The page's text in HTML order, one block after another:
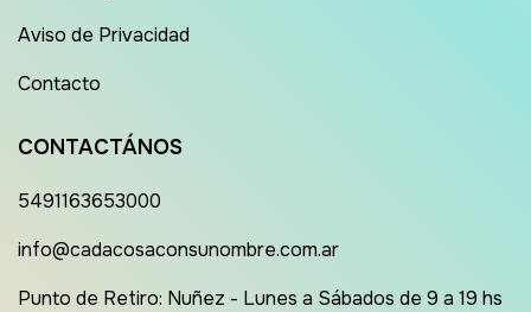
Aviso de Privacidad
Contacto
CONTACTÁNOS
5491163653000
info@cadacosaconsunombre.com.ar
Punto de Retiro: Nuñez - Lunes a Sábados de 9 a 19 hs